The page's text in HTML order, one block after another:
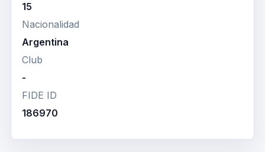
15
Nacionalidad
Argentina
Club
-
FIDE ID
186970